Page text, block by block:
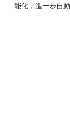
能化，進一步自